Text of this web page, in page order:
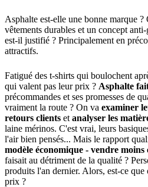
Asphalte est-elle une bonne marque
vêtements durables et un concept
est-il justifié ? Principalement en
attractifs.
Fatigué des t-shirts qui boulochent
qui valent pas leur prix ? Asphalte
précommandes et ses promesses de
vraiment la route ? On va examiner
retours clients et analyser les
laine mérinos. C'est vrai, leurs
l'air bien pensés... Mais le rapport
modèle économique - vendre
faisait au détriment de la qualité ?
produits l'an dernier. Alors, est-ce
prix ?